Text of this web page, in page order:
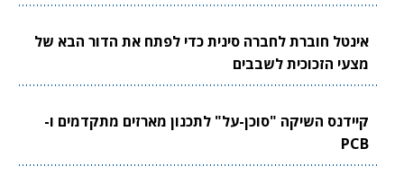
אינטל חוברת לחברה סינית כדי לפתח את הדור הבא של
מצעי הזכוכית לשבבים
קיידנס השיקה "סוכן-על" לתכנון מארזים מתקדמים ו-
PCB